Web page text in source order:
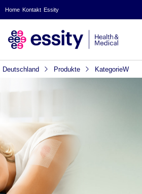
Home Kontakt Essity
Deutschland Produkte KategorieW